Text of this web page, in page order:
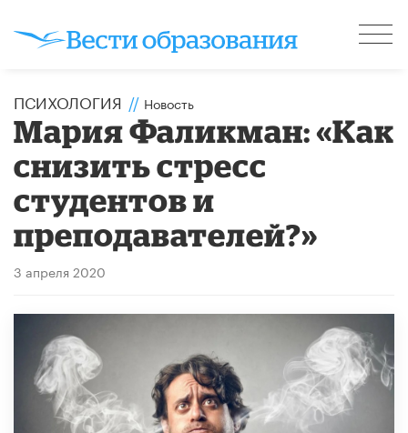
ПСИХОЛОГИЯ // Новость
Мария Фаликман: «Как
снизить стресс
студентов и
преподавателей?»
3 апреля 2020